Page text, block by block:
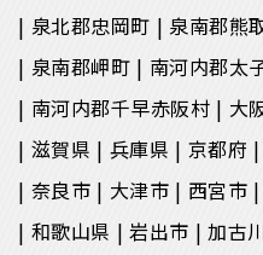
泉北郡忠岡町
泉南郡熊
泉南郡岬町
南河内郡太
南河内郡千早赤阪村
大
滋賀県
兵庫県 京都府
奈良市
大津市 西宮市
和歌山県
岩出市 加古